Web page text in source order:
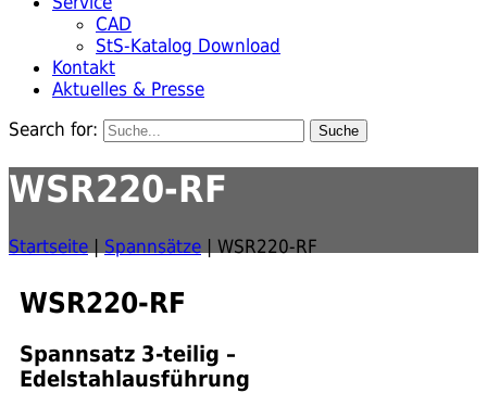
CAD
StS-Katalog Download
Kontakt
Aktuelles & Presse
Search for:
WSR220-RF
Startseite | Spannsätze | WSR220-RF
WSR220-RF
Spannsatz 3-teilig –
Edelstahlausführung